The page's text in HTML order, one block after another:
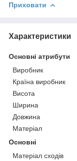
Приховати
Характеристики
Основні атрибути
Виробник
Країна виробник
Висота
Ширина
Довжина
Матеріал
Основні
Матеріал сходів